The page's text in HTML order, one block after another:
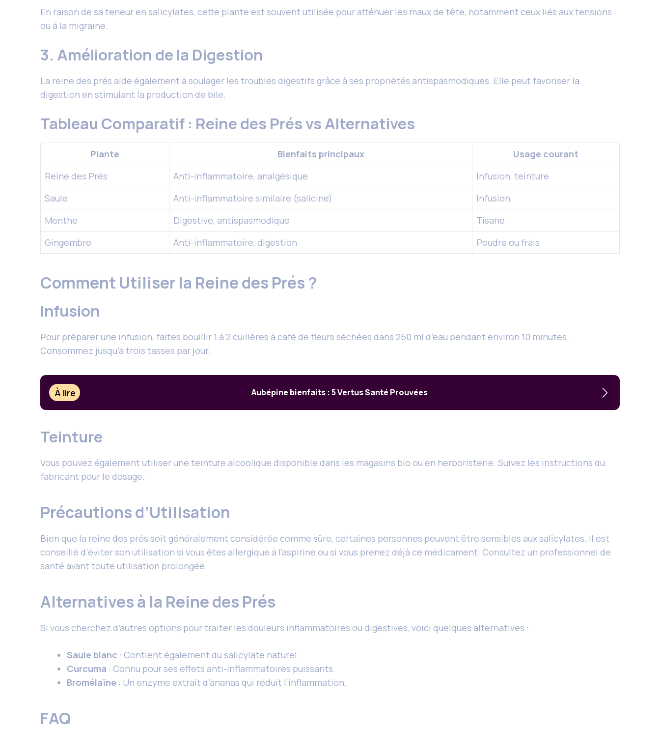
En raison de sa teneur en salicylates, cette plante est souvent utilisée pour atténuer les maux de tête, notamment ceux liés aux tensions
ou à la migraine.
3. Amélioration de la Digestion
La reine des prés aide également à soulager les troubles digestifs grâce à ses propriétés antispasmodiques. Elle peut favoriser la
digestion en stimulant la production de bile.
Tableau Comparatif : Reine des Prés vs Alternatives
Plante Bienfaits principaux
Usage courant
Reine des Prés
Anti-inflammatoire, analgésique
Infusion, teinture
Saule
Anti-inflammatoire similaire (salicine)
Infusion
Menthe
Digestive, antispasmodique
Tisane
Gingembre
Anti-inflammatoire, digestion Poudre ou frais
Comment Utiliser la Reine des Prés ?
Infusion
Pour préparer une infusion, faites bouillir 1 à 2 cuillères à café de fleurs séchées dans 250 ml d’eau pendant environ 10 minutes.
Consommez jusqu’à trois tasses par jour.
À lire Aubépine bienfaits : 5 Vertus Santé Prouvées
Teinture
Vous pouvez également utiliser une teinture alcoolique disponible dans les magasins bio ou en herboristerie. Suivez les instructions du
fabricant pour le dosage.
Précautions d’Utilisation
Bien que la reine des prés soit généralement considérée comme sûre, certaines personnes peuvent être sensibles aux salicylates. Il est
conseillé d’éviter son utilisation si vous êtes allergique à l’aspirine ou si vous prenez déjà ce médicament. Consultez un professionnel de
santé avant toute utilisation prolongée.
Alternatives à la Reine des Prés
Si vous cherchez d’autres options pour traiter les douleurs inflammatoires ou digestives, voici quelques alternatives :
Saule blanc : Contient également du salicylate naturel.
Curcuma : Connu pour ses effets anti-inflammatoires puissants.
Bromélaïne : Un enzyme extrait d’ananas qui réduit l’inflammation.
FAQ